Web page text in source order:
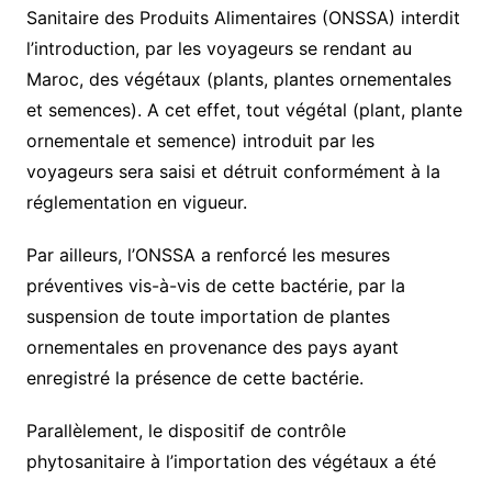
Sanitaire des Produits Alimentaires (ONSSA) interdit
l’introduction, par les voyageurs se rendant au
Maroc, des végétaux (plants, plantes ornementales
et semences). A cet effet, tout végétal (plant, plante
ornementale et semence) introduit par les
voyageurs sera saisi et détruit conformément à la
réglementation en vigueur.
Par ailleurs, l’ONSSA a renforcé les mesures
préventives vis-à-vis de cette bactérie, par la
suspension de toute importation de plantes
ornementales en provenance des pays ayant
enregistré la présence de cette bactérie.
Parallèlement, le dispositif de contrôle
phytosanitaire à l’importation des végétaux a été